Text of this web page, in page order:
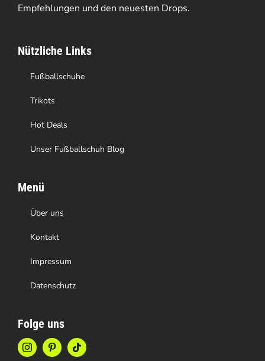
Empfehlungen und den neuesten Drops.
Nützliche Links
Fußballschuhe
Trikots
Hot Deals
Unser Fußballschuh Blog
Menü
Über uns
Kontakt
Impressum
Datenschutz
Folge uns